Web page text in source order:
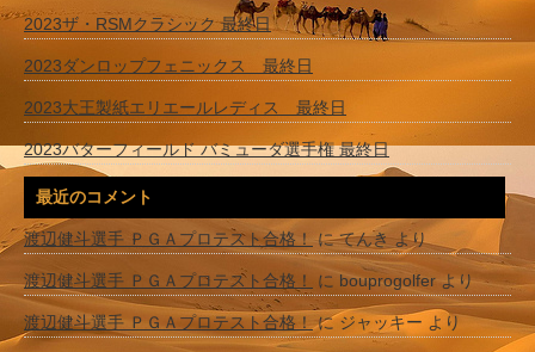
2023ザ・RSMクラシック 最終日
2023ダンロップフェニックス 最終日
2023大王製紙エリエールレディス 最終日
2023バターフィールド バミューダ選手権 最終日
最近のコメント
渡辺健斗選手 ＰＧＡプロテスト合格！ にてんき より
渡辺健斗選手 ＰＧＡプロテスト合格！ に bouprogolfer より
渡辺健斗選手 ＰＧＡプロテスト合格！ にジャッキー より